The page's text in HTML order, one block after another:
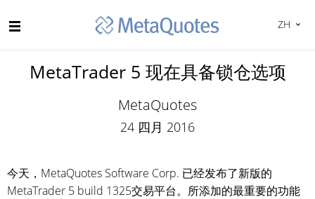
ZH
MetaTrader 5 现在具备锁仓选项
MetaQuotes
24 四月 2016
今天，MetaQuotes Software Corp. 已经发布了新版的
MetaTrader 5 build 1325交易平台。所添加的最重要的功能